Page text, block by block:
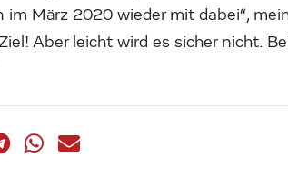
März 2020 wieder mit dabei“,
Aber leicht wird es sicher nicht.